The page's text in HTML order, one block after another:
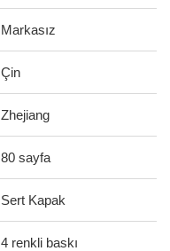
Markasız
Çin
Zhejiang
80 sayfa
Sert Kapak
4 renkli baskı